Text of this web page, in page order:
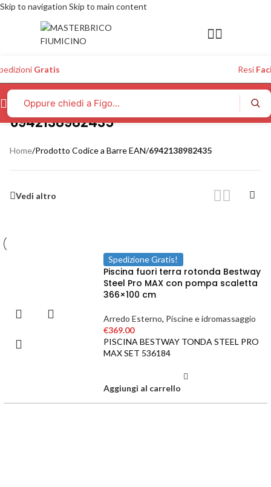
Skip to navigation Skip to main content
Gratis Resi
6942138982435
Home/Prodotto Codice a Barre EAN/6942138982435
Vedi altro
Spedizione Gratis!
Piscina fuori terra rotonda Bestway
Steel Pro MAX con pompa scaletta
366×100 cm
Arredo Esterno, Piscine e idromassaggio
€369.00
PISCINA BESTWAY TONDA STEEL PRO
MAX SET 536184
Aggiungi al carrello